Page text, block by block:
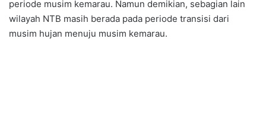
periode musim kemarau. Namun demikian, sebagian lain
wilayah NTB masih berada pada periode transisi dari
musim hujan menuju musim kemarau.